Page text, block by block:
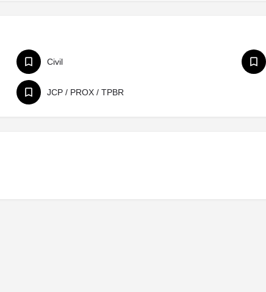
Civil
JCP / PROX / TPBR